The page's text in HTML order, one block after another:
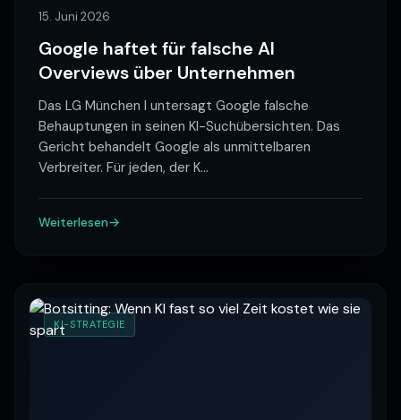
15. Juni 2026
Google haftet für falsche AI
Overviews über Unternehmen
Das LG München I untersagt Google falsche
Behauptungen in seinen KI-Suchübersichten. Das
Gericht behandelt Google als unmittelbaren
Verbreiter. Für jeden, der K…
Weiterlesen
KI-STRATEGIE